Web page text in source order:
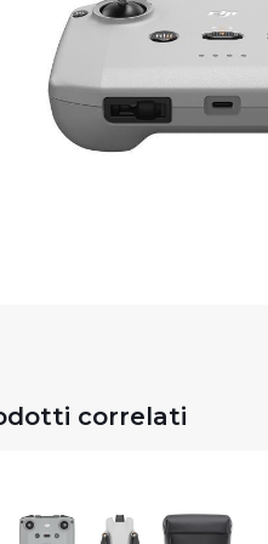
correlati